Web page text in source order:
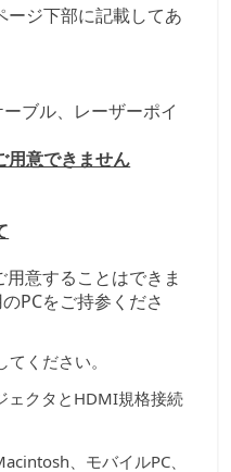
ージ下部に記載してあ
ブル、レーザーポイ
用意できません
意することはできま
PCをご持参くださ
てください。
ェクタとHDMI規格接続
、モバイルPC、